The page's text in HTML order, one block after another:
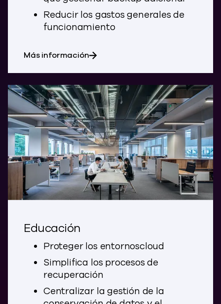
Reducir los gastos generales de
funcionamiento
Más informaciónsobre SaaS Marketplace
Educación
Proteger los entornoscloud
Simplifica los procesos de
recuperación
Centralizar la gestión de la